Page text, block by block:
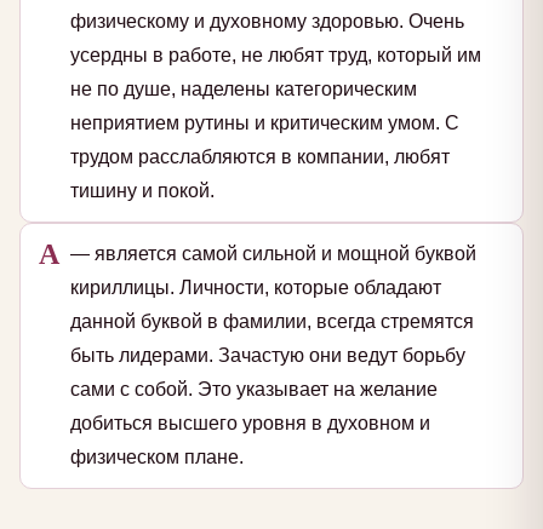
физическому и духовному здоровью. Очень
усердны в работе, не любят труд, который им
не по душе, наделены категорическим
неприятием рутины и критическим умом. С
трудом расслабляются в компании, любят
тишину и покой.
А — является самой сильной и мощной буквой
кириллицы. Личности, которые обладают
данной буквой в фамилии, всегда стремятся
быть лидерами. Зачастую они ведут борьбу
сами с собой. Это указывает на желание
добиться высшего уровня в духовном и
физическом плане.